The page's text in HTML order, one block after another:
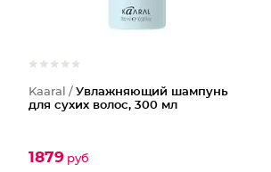
Kaaral / Увлажняющий шампунь
для сухих волос, 300 мл
1879руб